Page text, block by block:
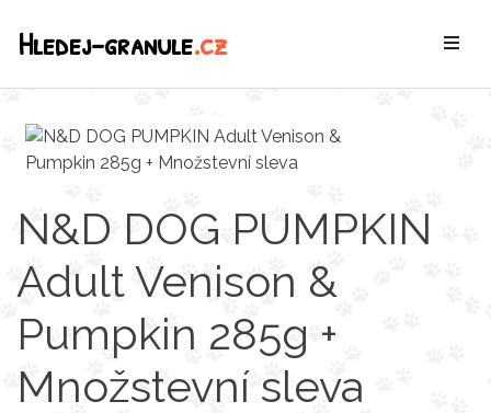
Hledej-granule.cz
N&D DOG PUMPKIN
Adult Venison &
Pumpkin 285g +
Množstevní sleva